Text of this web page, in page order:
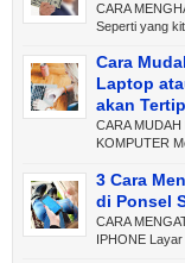
CARA
Seperti yang
Cara
Laptop
akan
CARA MUDAH
KOMPUTER
3 Cara
di Ponsel
CARA
IPHONE